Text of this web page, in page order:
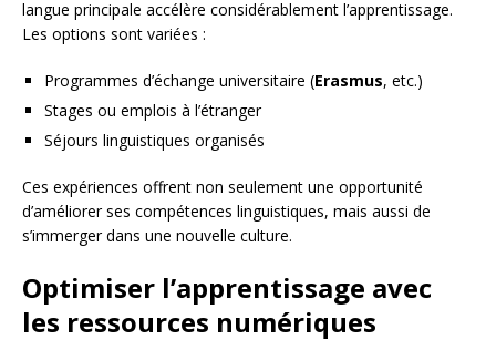
langue principale accélère considérablement l’apprentissage.
Les options sont variées :
Programmes d’échange universitaire (Erasmus, etc.)
Stages ou emplois à l’étranger
Séjours linguistiques organisés
Ces expériences offrent non seulement une opportunité
d’améliorer ses compétences linguistiques, mais aussi de
s’immerger dans une nouvelle culture.
Optimiser l’apprentissage avec
les ressources numériques